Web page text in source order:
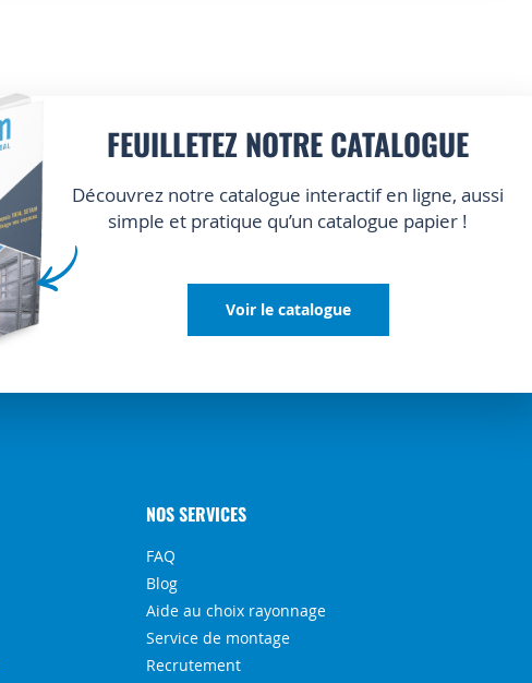
FEUILLETEZ NOTRE CATALOGUE
Découvrez notre catalogue interactif en ligne, aussi
simple et pratique qu’un catalogue papier !
Voir le catalogue
NOS SERVICES
FAQ
Blog
Aide au choix rayonnage
Service de montage
Recrutement